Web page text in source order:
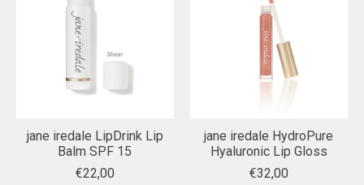
jane iredale LipDrink Lip
Balm SPF 15
€22,00
jane iredale HydroPure
Hyaluronic Lip Gloss
€32,00